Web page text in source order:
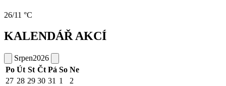
26/11 °C
KALENDÁŘ AKCÍ
Srpen2026
Po Út St Čt Pá So Ne
27 28 29 30 31 1
2